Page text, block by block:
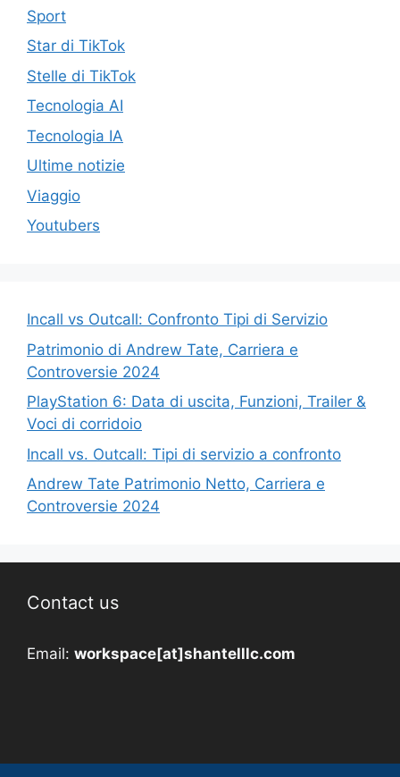
Sport
Star di TikTok
Stelle di TikTok
Tecnologia AI
Tecnologia IA
Ultime notizie
Viaggio
Youtubers
Incall vs Outcall: Confronto Tipi di Servizio
Patrimonio di Andrew Tate, Carriera e
Controversie 2024
PlayStation 6: Data di uscita, Funzioni, Trailer &
Voci di corridoio
Incall vs. Outcall: Tipi di servizio a confronto
Andrew Tate Patrimonio Netto, Carriera e
Controversie 2024
Contact us
Email: workspace[at]shantelllc.com